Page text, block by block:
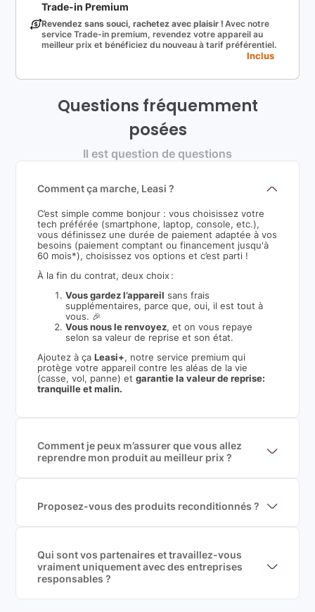
Trade-in Premium
Revendez sans souci, rachetez avec plaisir ! Avec notre
service Trade-in premium, revendez votre appareil au
meilleur prix et bénéficiez du nouveau à tarif préférentiel.
Inclus
Questions fréquemment
posées
Il est question de questions
Comment ça marche, Leasi ?
C’est simple comme bonjour : vous choisissez votre
tech préférée (smartphone, laptop, console, etc.),
vous définissez une durée de paiement adaptée à vos
besoins (paiement comptant ou financement jusqu'à
60 mois*), choisissez vos options et c’est parti !
À la fin du contrat, deux choix :
Vous gardez l’appareil sans frais
supplémentaires, parce que, oui, il est tout à
vous. 🎉
Vous nous le renvoyez, et on vous repaye
selon sa valeur de reprise et son état.
Ajoutez à çaLeasi+, notre service premium qui
protège votre appareil contre les aléas de la vie
(casse, vol, panne) etgarantie la valeur de reprise:
tranquille et malin.
Comment je peux m’assurer que vous allez
reprendre mon produit au meilleur prix ?
garantir le meilleur prix de rachat. De plus, nous
sommes rémunéré à la commission sur la valeur de
Proposez-vous des produits reconditionnés ?
produits officiels de grandes marques et du
reconditionné de haute qualité
Qui sont vos partenaires et travaillez-vous
vraiment uniquement avec des entreprises
responsables ?